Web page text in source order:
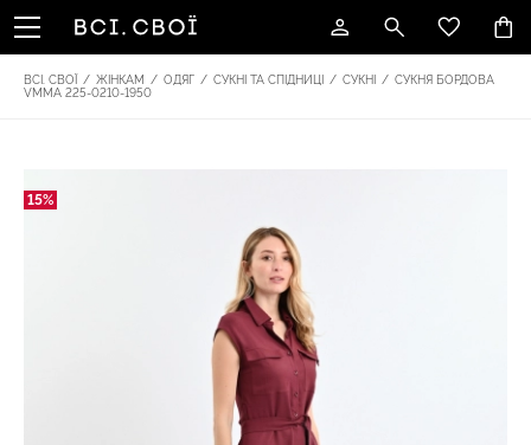
ВСІ. СВОЇ / ЖІНКАМ / ОДЯГ / СУКНІ ТА СПІДНИЦІ / СУКНІ / СУКНЯ БОРДОВА
VMMA 225-0210-1950
15%